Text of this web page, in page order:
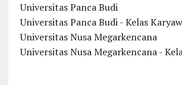
Universitas Panca Budi
Universitas Panca Budi - Kelas
Universitas Nusa Megarkencana
Universitas Nusa Megarkencana -